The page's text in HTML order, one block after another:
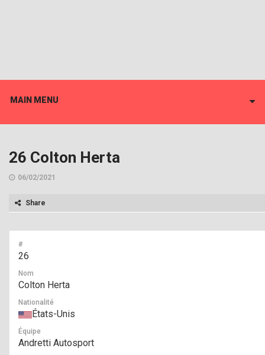
MAIN MENU
26 Colton Herta
06/02/2021
Share
#
26
Nom
Colton Herta
Nationalité
États-Unis
Équipe
Andretti Autosport